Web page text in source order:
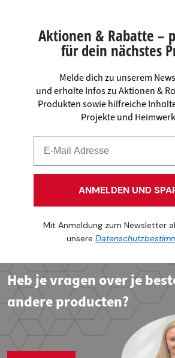
Aktionen & Rabatte –
für dein nächstes
Melde dich zu unserem
und erhalte Infos zu Aktionen &
Produkten sowie hilfreiche
Projekte und
ANMELDEN UND
Mit Anmeldung zum Newsletter
unsere
Heb je vragen over je
andere producten?